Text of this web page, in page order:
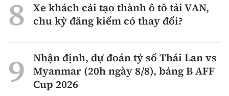
Xe khách cải tạo thành ô tô tải VAN,
chu kỳ đăng kiểm có thay đổi?
Nhận định, dự đoán tỷ số Thái Lan vs
Myanmar (20h ngày 8/8), bảng B AFF
Cup 2026